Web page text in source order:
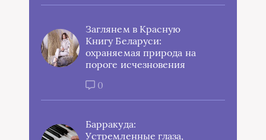
Заглянем в Красную
Книгу Беларуси:
охраняемая природа на
пороге исчезновения
0
Барракуда:
Устремленные глаза,